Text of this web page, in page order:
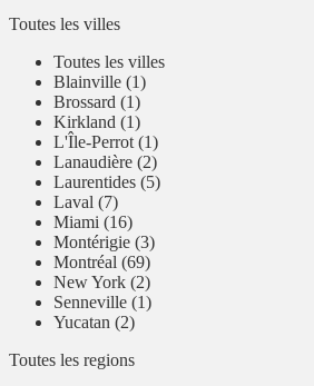
Toutes les villes
Toutes les villes
Blainville (1)
Brossard (1)
Kirkland (1)
L'Île-Perrot (1)
Lanaudière (2)
Laurentides (5)
Laval (7)
Miami (16)
Montérigie (3)
Montréal (69)
New York (2)
Senneville (1)
Yucatan (2)
Toutes les regions